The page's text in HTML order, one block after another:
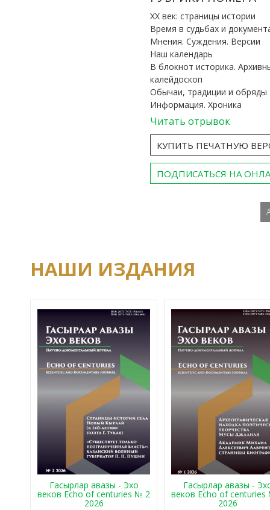
ХХ век: страницы истории
Время в судьбах и
Мнения. Суждения. Версии
Наш календарь
В блокнот историка.
калейдоскоп
Обычаи, традиции и обряды
Информация. Хроника
Читать отрывок
КУПИТЬ ПЕЧАТНУЮ
ПОДПИСАТЬСЯ НА
НАШИ ИЗДАНИЯ
Гасырлар авазы - Эхо
веков Echo of centuries № 2
2026
Гасырлар авазы -
веков Echo of
2026